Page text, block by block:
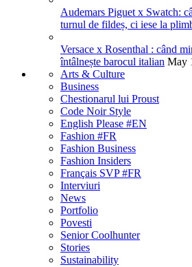
Audemars Piguet x Swatch:
turnul de fildeș, ci iese la
Versace x Rosenthal : când
întâlnește barocul italian May
Arts & Culture
Business
Chestionarul lui Proust
Code Noir Style
English Please #EN
Fashion #FR
Fashion Business
Fashion Insiders
Français SVP #FR
Interviuri
News
Portfolio
Povesti
Senior Coolhunter
Stories
Sustainability